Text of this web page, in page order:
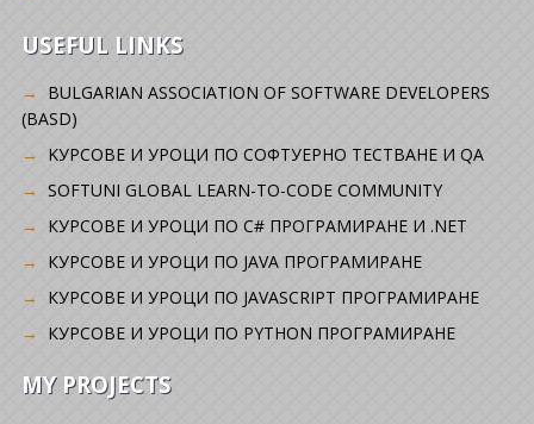
USEFUL LINKS
BULGARIAN ASSOCIATION OF SOFTWARE DEVELOPERS
(BASD)
KУРСОВЕ И УРОЦИ ПО СОФТУЕРНО ТЕСТВАНЕ И QA
SOFTUNI GLOBAL LEARN-TO-CODE COMMUNITY
КУРСОВЕ И УРОЦИ ПО C# ПРОГРАМИРАНЕ И .NET
КУРСОВЕ И УРОЦИ ПО JAVA ПРОГРАМИРАНЕ
КУРСОВЕ И УРОЦИ ПО JAVASCRIPT ПРОГРАМИРАНЕ
КУРСОВЕ И УРОЦИ ПО PYTHON ПРОГРАМИРАНЕ
MY PROJECTS